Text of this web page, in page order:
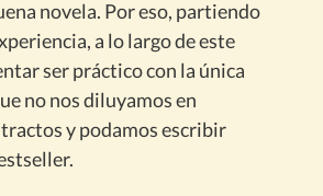
novela. Por eso, partiendo
a lo largo de este
ser práctico con la única
no nos diluyamos en
y podamos escribir